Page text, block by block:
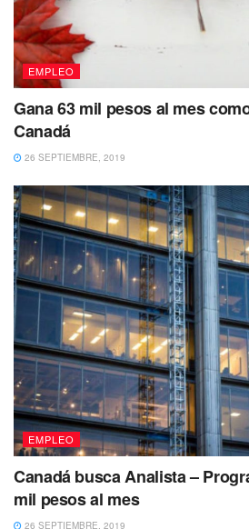
EMPLEO
Gana 63 mil pesos al mes
Canadá
26 SEPTIEMBRE, 2019
EMPLEO
Canadá busca Analista –
mil pesos al mes
26 SEPTIEMBRE, 2019